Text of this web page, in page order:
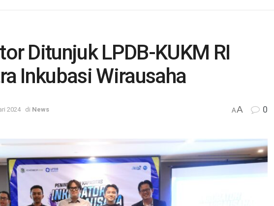
Ditunjuk LPDB-KUKM RI
Inkubasi Wirausaha
2024 di News AA 0